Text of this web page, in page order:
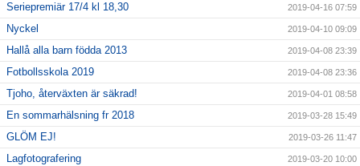
Seriepremiär 17/4 kl 18,30 2019-04-16 07:59
Nyckel 2019-04-10 09:09
Hallå alla barn födda 2013 2019-04-08 23:39
Fotbollsskola 2019 2019-04-08 23:36
Tjoho, återväxten är säkrad! 2019-04-01 08:58
En sommarhälsning fr 2018 2019-03-28 15:49
GLÖM EJ! 2019-03-26 11:47
Lagfotografering 2019-03-20 10:00